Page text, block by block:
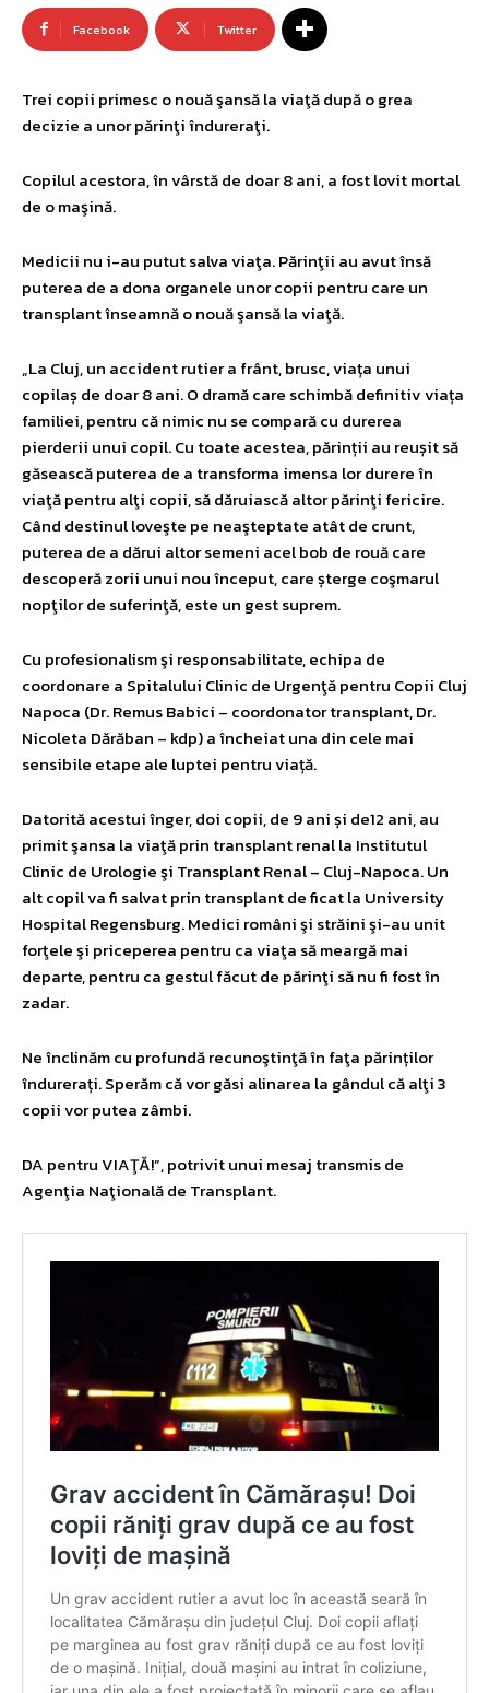
Facebook Twitter
Trei copii primesc o nouă şansă la viaţă după o grea
decizie a unor părinţi îndureraţi.
Copilul acestora, în vârstă de doar 8 ani, a fost lovit mortal
de o maşină.
Medicii nu i-au putut salva viaţa. Părinţii au avut însă
puterea de a dona organele unor copii pentru care un
transplant înseamnă o nouă şansă la viaţă.
„La Cluj, un accident rutier a frânt, brusc, viața unui
copilaș de doar 8 ani. O dramă care schimbă definitiv viața
familiei, pentru că nimic nu se compară cu durerea
pierderii unui copil. Cu toate acestea, părinții au reușit să
găsească puterea de a transforma imensa lor durere în
viaţă pentru alţi copii, să dăruiască altor părinţi fericire.
Când destinul loveşte pe neaşteptate atât de crunt,
puterea de a dărui altor semeni acel bob de rouă care
descoperă zorii unui nou început, care șterge coşmarul
nopţilor de suferinţă, este un gest suprem.
Cu profesionalism şi responsabilitate, echipa de
coordonare a Spitalului Clinic de Urgenţă pentru Copii Cluj
Napoca (Dr. Remus Babici – coordonator transplant, Dr.
Nicoleta Dărăban – kdp) a încheiat una din cele mai
sensibile etape ale luptei pentru viață.
Datorită acestui înger, doi copii, de 9 ani și de12 ani, au
primit şansa la viaţă prin transplant renal la Institutul
Clinic de Urologie şi Transplant Renal – Cluj-Napoca. Un
alt copil va fi salvat prin transplant de ficat la University
Hospital Regensburg. Medici români şi străini şi-au unit
forţele şi priceperea pentru ca viaţa să meargă mai
departe, pentru ca gestul făcut de părinţi să nu fi fost în
zadar.
Ne înclinăm cu profundă recunoştinţă în faţa părinților
îndurerați. Sperăm că vor găsi alinarea la gândul că alţi 3
copii vor putea zâmbi.
DA pentru VIAŢĂ!”, potrivit unui mesaj transmis de
Agenţia Naţională de Transplant.